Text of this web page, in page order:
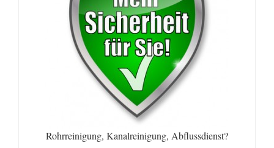
Rohrreinigung, Kanalreinigung, Abflussdienst?